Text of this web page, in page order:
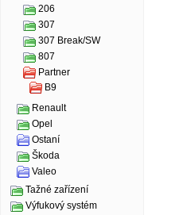
206
307
307 Break/SW
807
Partner
B9
Renault
Opel
Ostaní
Škoda
Valeo
Tažné zařízení
Výfukový systém